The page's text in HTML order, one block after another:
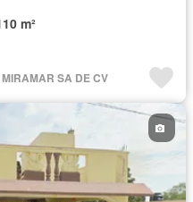
m²
SA DE CV